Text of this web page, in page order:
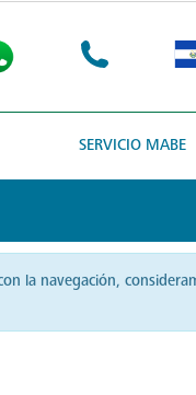
SERVICIO MABE
la navegación,